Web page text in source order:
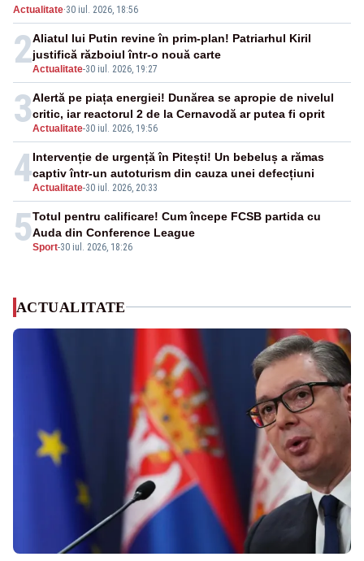
făcut senzație
Actualitate·30 iul. 2026, 18:56
2Actualitate-30 iul. 2026, 19:27
Aliatul lui Putin revine în prim-plan! Patriarhul Kiril
justifică războiul într-o nouă carte
3Actualitate-30 iul. 2026, 19:56
Alertă pe piața energiei! Dunărea se apropie de nivelul
critic, iar reactorul 2 de la Cernavodă ar putea fi oprit
4Actualitate-30 iul. 2026, 20:33
Intervenție de urgență în Pitești! Un bebeluș a rămas
captiv într-un autoturism din cauza unei defecțiuni
5Sport-30 iul. 2026, 18:26
Totul pentru calificare! Cum începe FCSB partida cu
Auda din Conference League
ACTUALITATE